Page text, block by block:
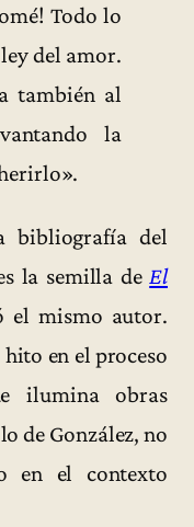
Todo lo
del amor.
también al
la
del
la semilla de El
el mismo autor.
en el proceso
ilumina obras
de González, no
en el contexto